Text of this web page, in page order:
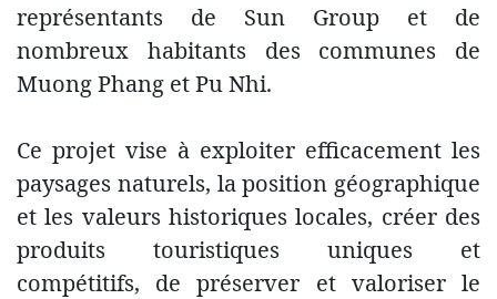
représentants de Sun Group et de
nombreux habitants des communes de
Muong Phang et Pu Nhi.
Ce projet vise à exploiter efficacement les
paysages naturels, la position géographique
et les valeurs historiques locales, créer des
produits touristiques uniques et
compétitifs, de préserver et valoriser le